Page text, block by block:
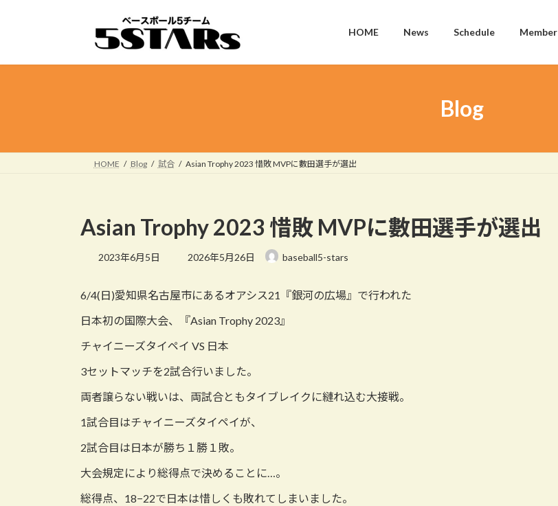
プ
動
HOME News Schedule Member
Blog
HOME Blog 試合 Asian Trophy 2023 惜敗 MVPに數田選手が選出
Asian Trophy 2023 惜敗 MVPに數田選手が選出
2023年6月5日
最
新
時
2026年5月26日 baseball5-stars
6/4(日)愛知県名古屋市にあるオアシス21『銀河の広場』で行われた
日本初の国際大会、『Asian Trophy 2023』
チャイニーズタイペイ VS 日本
3セットマッチを2試合行いました。
両者譲らない戦いは、両試合ともタイブレイクに縺れ込む大接戦。
1試合目はチャイニーズタイペイが、
2試合目は日本が勝ち１勝１敗。
大会規定により総得点で決めることに…。
総得点、18−22で日本は惜しくも敗れてしまいました。